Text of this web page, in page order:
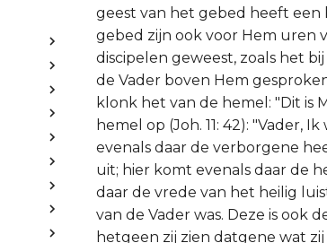
geest van het gebed heeft een
gebed zijn ook voor Hem uren
discipelen geweest, zoals het
de Vader boven Hem
klonk het van de hemel: "Dit is
hemel op (Joh. 11: 42): "Vader,
evenals daar de verborgene
uit; hier komt evenals daar de
daar de vrede van het heilig
van de Vader was. Deze is ook
hetgeen zij zien datgene wat